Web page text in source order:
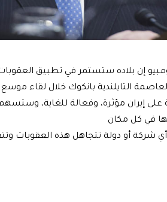
إن بلاده ستستمر في تطبيق
التايلندية بانكوك خلال
على إيران مؤثرة، وفعالة للغاية،
في كل مكان
أي شركة أو دولة تتجاهل هذه